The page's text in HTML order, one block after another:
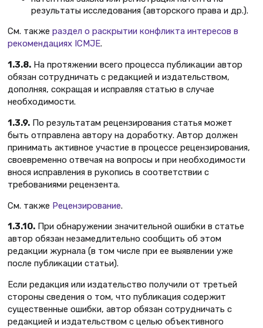
результаты исследования (авторского права и др.).
См. также раздел о раскрытии конфликта интересов в
рекомендациях ICMJE.
1.3.8. На протяжении всего процесса публикации автор
обязан сотрудничать с редакцией и издательством,
дополняя, сокращая и исправляя статью в случае
необходимости.
1.3.9. По результатам рецензирования статья может
быть отправлена автору на доработку. Автор должен
принимать активное участие в процессе рецензирования,
своевременно отвечая на вопросы и при необходимости
внося исправления в рукопись в соответствии с
требованиями рецензента.
См. также Рецензирование.
1.3.10. При обнаружении значительной ошибки в статье
автор обязан незамедлительно сообщить об этом
редакции журнала (в том числе при ее выявлении уже
после публикации статьи).
Если редакция или издательство получили от третьей
стороны сведения о том, что публикация содержит
существенные ошибки, автор обязан сотрудничать с
редакцией и издательством с целью объективного